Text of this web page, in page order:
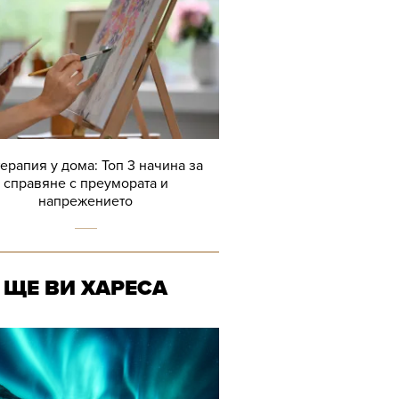
у дома: Топ 3 начина за
справяне с преумората и
напрежението
ЩЕ ВИ ХАРЕСА